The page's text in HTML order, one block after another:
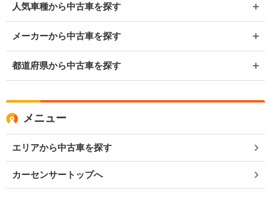
人気車種から中古車を探す
メーカーから中古車を探す
都道府県から中古車を探す
メニュー
エリアから中古車を探す
カーセンサートップへ